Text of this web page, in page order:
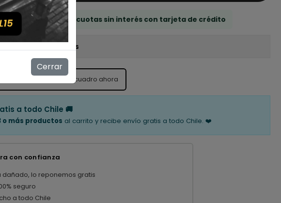
ahora y paga en 3 cuotas sin interés con tarjeta de crédito
stock de ubicaciones
están viendo este cuadro ahora
a todo Chile 🚚
o más productos al carrito y recibe envío gratis a todo Chile. ❤️
con confianza
dañado, lo reponemos gratis
seguro
a todo Chile
Cerrar